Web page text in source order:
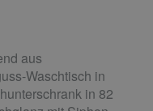
aus
Waschtisch in
in 82